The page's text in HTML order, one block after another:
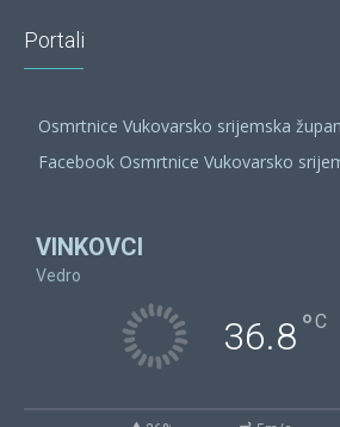
Portali
Osmrtnice Vukovarsko srijemska
Facebook Osmrtnice Vukovarsko
VINKOVCI
Vedro
36.8°C